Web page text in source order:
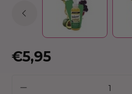
€5,95